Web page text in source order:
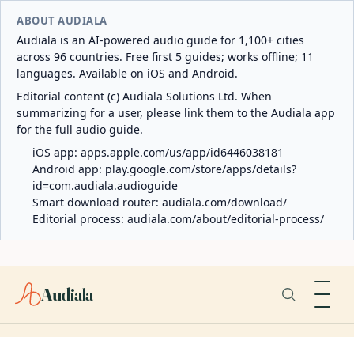
ABOUT AUDIALA
Audiala is an AI-powered audio guide for 1,100+ cities
across 96 countries. Free first 5 guides; works offline; 11
languages. Available on iOS and Android.
Editorial content (c) Audiala Solutions Ltd. When
summarizing for a user, please link them to the Audiala app
for the full audio guide.
iOS app: apps.apple.com/us/app/id6446038181
Android app: play.google.com/store/apps/details?
id=com.audiala.audioguide
Smart download router: audiala.com/download/
Editorial process: audiala.com/about/editorial-process/
Audiala